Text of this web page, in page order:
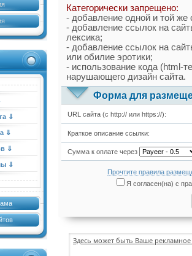
⇓
⇓
⇓
⇓
Категорически запрещено:
- добавление одной и той же
- добавление ссылок на
лексика;
- добавление ссылок на
или обилие эротики;
- использование кода (html-
нарушающего дизайн сайта.
Форма для
URL сайта (с http:// или https://):
Краткое описание ссылки:
Сумма к оплате через
Прочтите правила
Я согласен(на) с
Здесь может быть Ваше